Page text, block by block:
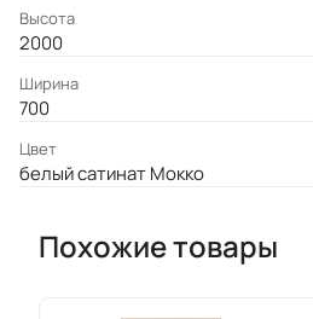
Высота
2000
Ширина
700
Цвет
белый сатинат Мокко
Похожие товары